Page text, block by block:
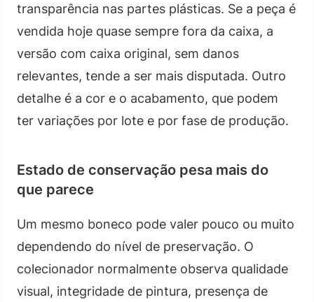
transparência nas partes plásticas. Se a peça é
vendida hoje quase sempre fora da caixa, a
versão com caixa original, sem danos
relevantes, tende a ser mais disputada. Outro
detalhe é a cor e o acabamento, que podem
ter variações por lote e por fase de produção.
Estado de conservação pesa mais do
que parece
Um mesmo boneco pode valer pouco ou muito
dependendo do nível de preservação. O
colecionador normalmente observa qualidade
visual, integridade de pintura, presença de